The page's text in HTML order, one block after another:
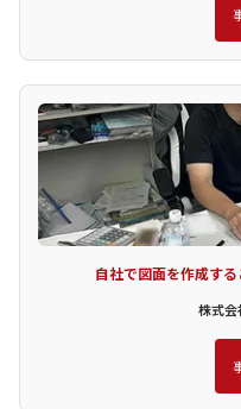
自社で図面を作成す
株式